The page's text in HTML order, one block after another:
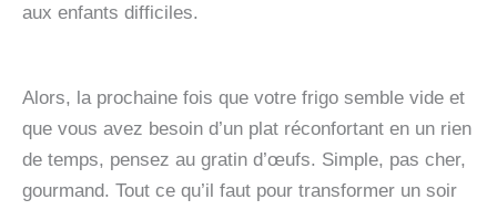
aux enfants difficiles.
Alors, la prochaine fois que votre frigo semble vide et
que vous avez besoin d’un plat réconfortant en un rien
de temps, pensez au gratin d’œufs. Simple, pas cher,
gourmand. Tout ce qu’il faut pour transformer un soir